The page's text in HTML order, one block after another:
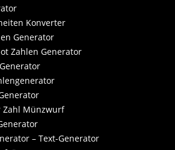
Konverter
Generator
Zahlen Generator
Zahl Münzwurf
– Text-Generator